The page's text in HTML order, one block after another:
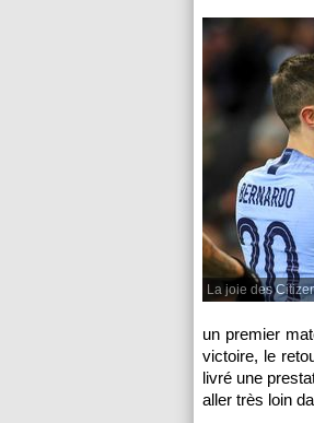
La joie des
un premier
victoire, le
livré une
aller très loin